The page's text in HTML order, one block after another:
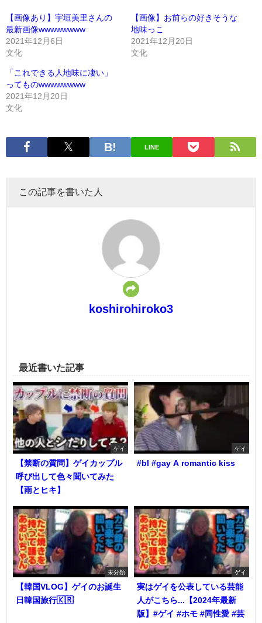
【画像あり】宇垣美里さんの
最新画像wwwwwwww
2021年12月6日
文化
【画像】お前らの好きそうな
地味っこ
2021年12月20日
文化
「これできる人地味に凄い」
ってものwwwwwwww
2021年12月20日
文化
LINE
この記事を書いた人
koshirohiroko3
最近書いた記事
ゲイ
【禁断の質問】ゲイカップル
呼び出して色々聞いてみた
【雨とヒキ】
ゲイ
#bl #gay A romantic kiss
未分類
【韓国VLOG】ゲイのお誕生
日韓国旅行🇰🇷
ゲイ
実はゲイを公表している芸能
人がこちら...【2024年最新
版】#ゲイ #ホモ #同性愛 #芸